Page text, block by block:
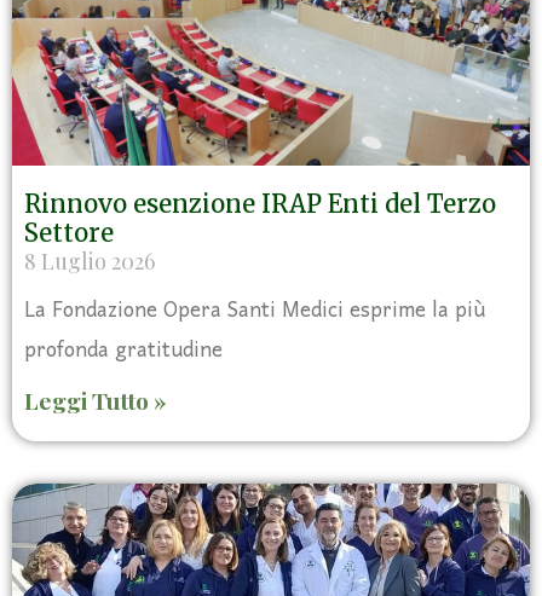
Rinnovo esenzione IRAP Enti del Terzo
Settore
8 Luglio 2026
La Fondazione Opera Santi Medici esprime la più
profonda gratitudine
Leggi Tutto »